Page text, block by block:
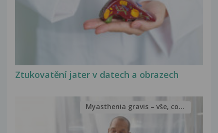
Ztukovatění jater v datech a obrazech
Myasthenia gravis – vše, co...